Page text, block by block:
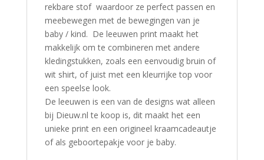
rekbare stof waardoor ze perfect passen en
meebewegen met de bewegingen van je
baby / kind. De leeuwen print maakt het
makkelijk om te combineren met andere
kledingstukken, zoals een eenvoudig bruin of
wit shirt, of juist met een kleurrijke top voor
een speelse look.
De leeuwen is een van de designs wat alleen
bij Dieuw.nl te koop is, dit maakt het een
unieke print en een origineel kraamcadeautje
of als geboortepakje voor je baby.